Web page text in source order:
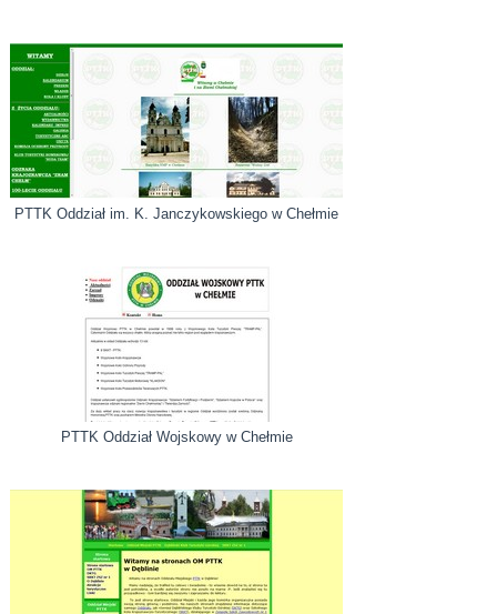
PTTK Oddział im. K. Janczykowskiego w Chełmie
PTTK Oddział Wojskowy w Chełmie